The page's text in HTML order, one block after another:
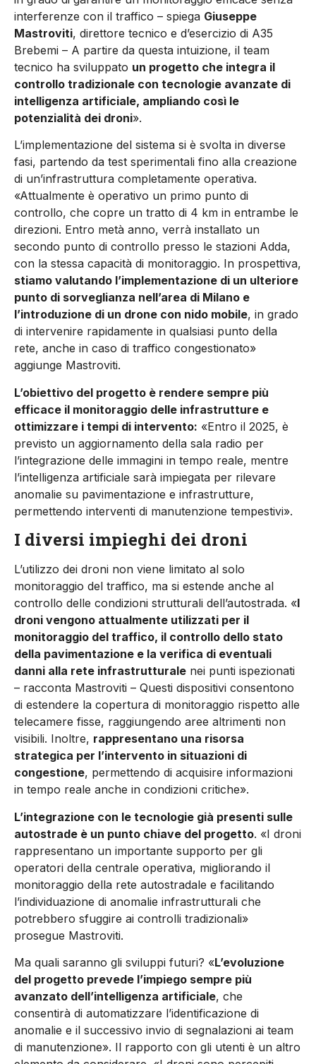
interferenze con il traffico – spiega Giuseppe
Mastroviti, direttore tecnico e d’esercizio di A35
Brebemi – A partire da questa intuizione, il team
tecnico ha sviluppato un progetto che integra il
controllo tradizionale con tecnologie avanzate di
intelligenza artificiale, ampliando così le
potenzialità dei droni».
L’implementazione del sistema si è svolta in diverse
fasi, partendo da test sperimentali fino alla creazione
di un’infrastruttura completamente operativa.
«Attualmente è operativo un primo punto di
controllo, che copre un tratto di 4 km in entrambe le
direzioni. Entro metà anno, verrà installato un
secondo punto di controllo presso le stazioni Adda,
con la stessa capacità di monitoraggio. In prospettiva,
stiamo valutando l’implementazione di un ulteriore
punto di sorveglianza nell’area di Milano e
l’introduzione di un drone con nido mobile, in grado
di intervenire rapidamente in qualsiasi punto della
rete, anche in caso di traffico congestionato»
aggiunge Mastroviti.
L’obiettivo del progetto è rendere sempre più
efficace il monitoraggio delle infrastrutture e
ottimizzare i tempi di intervento: «Entro il 2025, è
previsto un aggiornamento della sala radio per
l’integrazione delle immagini in tempo reale, mentre
l’intelligenza artificiale sarà impiegata per rilevare
anomalie su pavimentazione e infrastrutture,
permettendo interventi di manutenzione tempestivi».
I diversi impieghi dei droni
L’utilizzo dei droni non viene limitato al solo
monitoraggio del traffico, ma si estende anche al
controllo delle condizioni strutturali dell’autostrada. «I
droni vengono attualmente utilizzati per il
monitoraggio del traffico, il controllo dello stato
della pavimentazione e la verifica di eventuali
danni alla rete infrastrutturale nei punti ispezionati
– racconta Mastroviti – Questi dispositivi consentono
di estendere la copertura di monitoraggio rispetto alle
telecamere fisse, raggiungendo aree altrimenti non
visibili. Inoltre, rappresentano una risorsa
strategica per l’intervento in situazioni di
congestione, permettendo di acquisire informazioni
in tempo reale anche in condizioni critiche».
L’integrazione con le tecnologie già presenti sulle
autostrade è un punto chiave del progetto. «I droni
rappresentano un importante supporto per gli
operatori della centrale operativa, migliorando il
monitoraggio della rete autostradale e facilitando
l’individuazione di anomalie infrastrutturali che
potrebbero sfuggire ai controlli tradizionali»
prosegue Mastroviti.
Ma quali saranno gli sviluppi futuri? «L’evoluzione
del progetto prevede l’impiego sempre più
avanzato dell’intelligenza artificiale, che
consentirà di automatizzare l’identificazione di
anomalie e il successivo invio di segnalazioni ai team
di manutenzione». Il rapporto con gli utenti è un altro